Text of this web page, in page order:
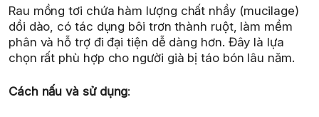
Rau mồng tơi chứa hàm lượng chất nhầy (mucilage)
dồi dào, có tác dụng bôi trơn thành ruột, làm mềm
phân và hỗ trợ đi đại tiện dễ dàng hơn. Đây là lựa
chọn rất phù hợp cho người già bị táo bón lâu năm.
Cách nấu và sử dụng: